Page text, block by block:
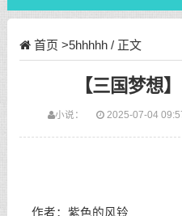
首页 >5hhhhh/ 正文
【三国梦想
小说： 2025-07-04
第十七
作者：紫色的风铃